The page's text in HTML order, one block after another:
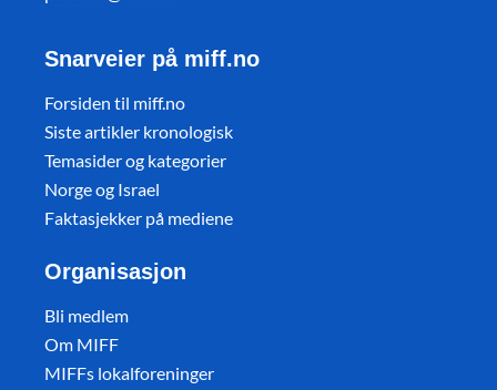
Snarveier på miff.no
Forsiden til miff.no
Siste artikler kronologisk
Temasider og kategorier
Norge og Israel
Faktasjekker på mediene
Organisasjon
Bli medlem
Om MIFF
MIFFs lokalforeninger